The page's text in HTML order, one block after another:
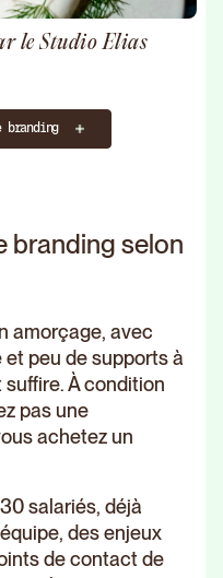
le Studio Elias
branding selon
amorçage, avec
peu de supports à
À condition
pas une
achetez un
salariés, déjà
des enjeux
de contact de